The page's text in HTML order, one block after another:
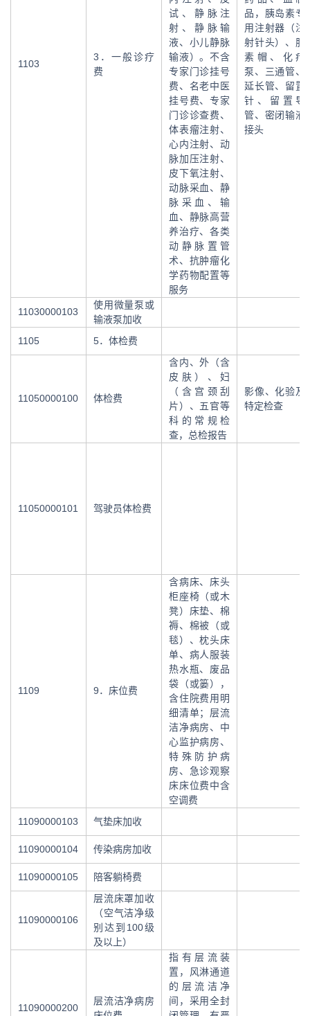
1103
3．一般诊疗
费
试、静脉注
射、静脉输
液、小儿静脉
输液）。不含
专家门诊挂号
费、名老中医
挂号费、专家
门诊诊查费、
体表瘤注射、
心内注射、动
脉加压注射、
皮下氧注射、
动脉采血、静
脉采血、输
血、静脉高营
养治疗、各类
动静脉置管
术、抗肿瘤化
学药物配置等
服务
品，胰岛素专
用注射器（注
射针头）、肝
素帽、化疗
泵、三通管、
延长管、留置
针、留置导
管、密闭输液
接头
11030000103
使用微量泵或
输液泵加收
1105
5．体检费
11050000100 体检费
含内、外（含
皮肤）、妇
（含宫颈刮
片）、五官等
科的常规检
查，总检报告
影像、化验及
特定检查
11050000101 驾驶员体检费
1109 9．床位费
含病床、床头
柜座椅（或木
凳）床垫、棉
褥、棉被（或
毯）、枕头床
单、病人服装
热水瓶、废品
袋（或篓），
含住院费用明
细清单；层流
洁净病房、中
心监护病房、
特殊防护病
房、急诊观察
床床位费中含
空调费
11090000103
气垫床加收
11090000104 传染病房加收
11090000105 陪客躺椅费
11090000106
层流床罩加收
（空气洁净级
别达到100级
及以上）
11090000200
层流洁净病房
指有层流装
置，风淋通道
的层流洁净
间，采用全封